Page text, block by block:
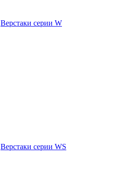
Верстаки серии W
Верстаки серии WS